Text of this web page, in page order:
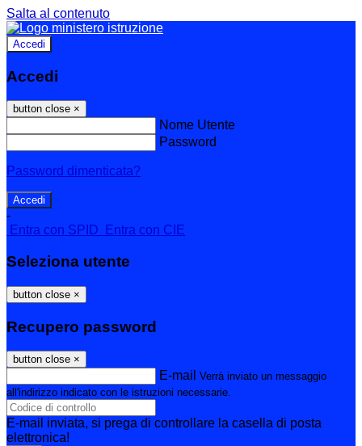
Salta al contenuto
Accedi
Accedi
button close ×
Nome Utente
Password
Password dimenticata?
-
Entra con SPID
Entra con CIE
Seleziona utente
button close ×
Recupero password
button close ×
E-mail Verrà inviato un messaggio
all'indirizzo indicato con le istruzioni necessarie.
E-mail inviata, si prega di controllare la casella di posta
elettronica!